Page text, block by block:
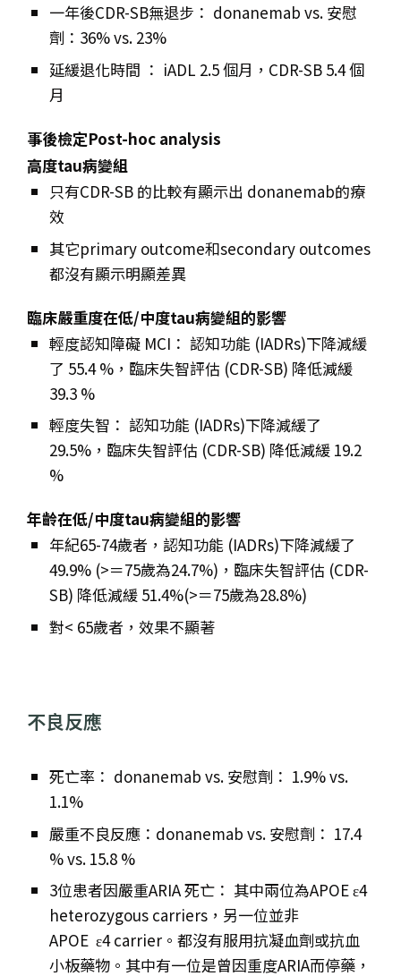
一年後CDR-SB無退步： donanemab vs. 安慰
劑：36% vs. 23%
延緩退化時間 ： iADL 2.5 個月，CDR-SB 5.4 個
月
事後檢定Post-hoc analysis
高度tau病變組
只有CDR-SB 的比較有顯示出 donanemab的療
效
其它primary outcome和secondary outcomes
都沒有顯示明顯差異
臨床嚴重度在低/中度tau病變組的影響
輕度認知障礙 MCI： 認知功能 (IADRs)下降減緩
了 55.4 %，臨床失智評估 (CDR-SB) 降低減緩
39.3 %
輕度失智： 認知功能 (IADRs)下降減緩了
29.5%，臨床失智評估 (CDR-SB) 降低減緩 19.2
%
年齡在低/中度tau病變組的影響
年紀65-74歲者， 認知功能 (IADRs)下降減緩了
49.9% (>＝75歲為24.7%)，臨床失智評估 (CDR-
SB) 降低減緩 51.4%(>＝75歲為28.8%)
對< 65歲者，效果不顯著
不良反應
死亡率： donanemab vs. 安慰劑： 1.9% vs.
1.1%
嚴重不良反應：donanemab vs. 安慰劑： 17.4
% vs. 15.8 %
3位患者因嚴重ARIA 死亡： 其中兩位為APOE ε4
heterozygous carriers，另一位並非
APOE ε4 carrier。都沒有服用抗凝血劑或抗血
小板藥物。其中有一位是曾因重度ARIA而停藥，